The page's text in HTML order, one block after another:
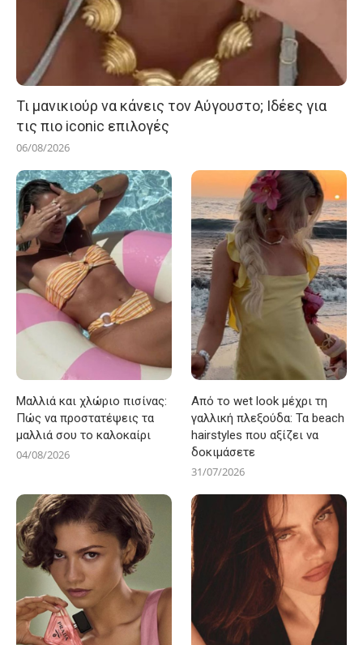
Τι μανικιούρ να κάνεις τον Αύγουστο; Ιδέες για
τις πιο iconic επιλογές
06/08/2026
Μαλλιά και χλώριο πισίνας:
Πώς να προστατέψεις τα
μαλλιά σου το καλοκαίρι
04/08/2026
Από το wet look μέχρι τη
γαλλική πλεξούδα: Τα beach
hairstyles που αξίζει να
δοκιμάσετε
31/07/2026